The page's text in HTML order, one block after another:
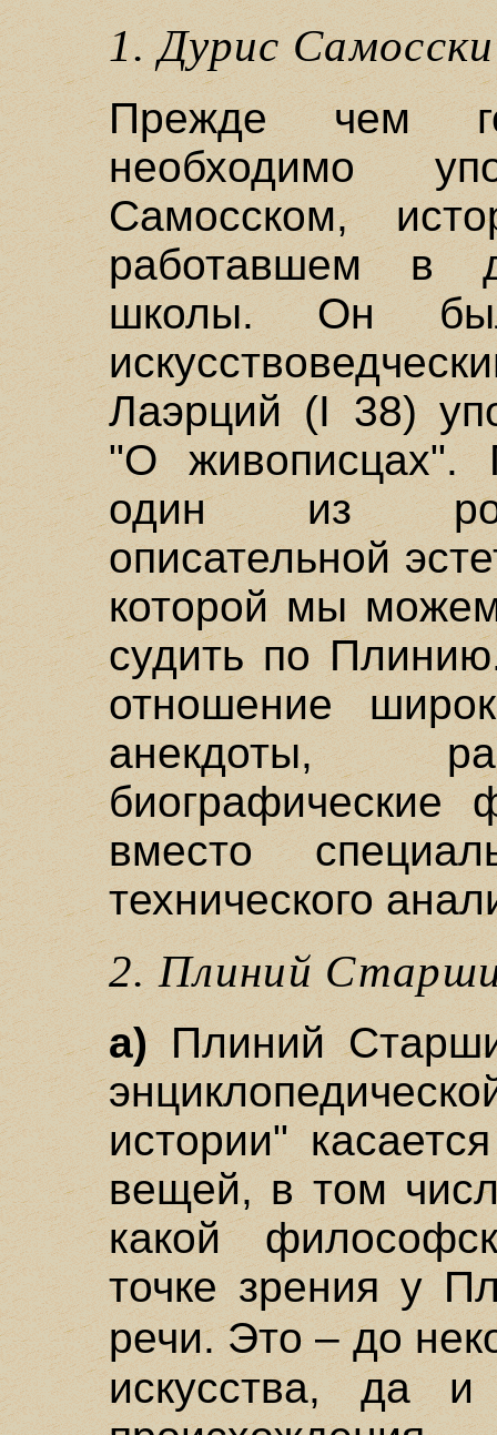
1. Дурис
Прежде чем
необходимо
Самосском,
работавшем в
школы. Он
Лаэрций (I 38)
"О живописцах".
один из
описательной
которой мы
судить по
отношение
анекдоты,
вместо
технического
2. Плиний
а)Плиний
истории"
вещей, в том
какой
точке зрения у
речи. Это – до
искусства, да и